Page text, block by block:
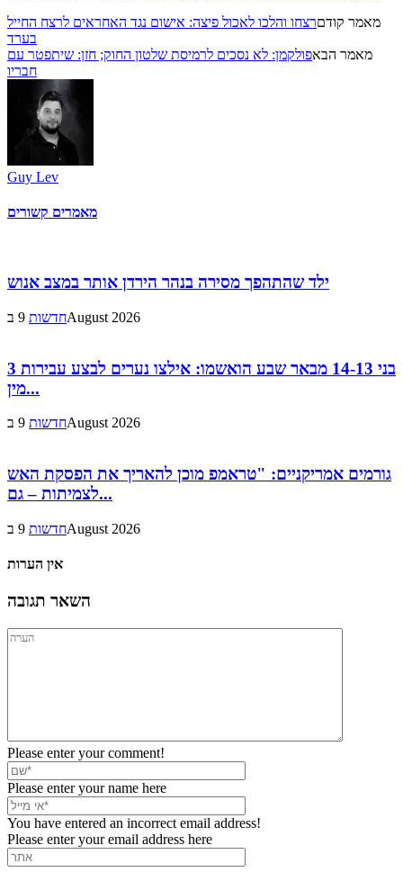
מאמר קודםרצחו והלכו לאכול פיצה: אישום נגד האחראים לרצח החייל
בערד
מאמר הבאפולקמן: לא נסכים לרמיסת שלטון החוק; חזן: שיתפטר עם
חבריו
Guy Lev
מאמרים קשורים
ילד שהתהפך מסירה בנהר הירדן אותר במצב אנוש
חדשות9 בAugust 2026
3 בני 14-13 מבאר שבע הואשמו: אילצו נערים לבצע עבירות
מין...
חדשות9 בAugust 2026
גורמים אמריקניים: "טראמפ מוכן להאריך את הפסקת האש
לצמיתות – גם...
חדשות9 בAugust 2026
אין הערות
השאר תגובה
Please enter your comment!
Please enter your name here
You have entered an incorrect email address!
Please enter your email address here